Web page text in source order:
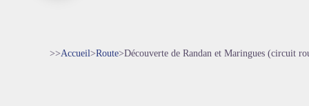
>>Accueil>Route>Découverte de Randan et Maringues (circuit